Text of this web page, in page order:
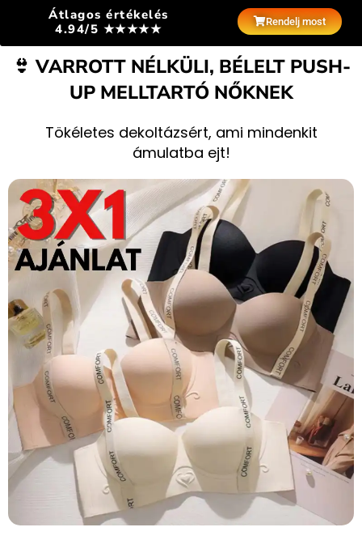
Átlagos értékelés
4.94/5 ★★★★★
Rendelj most
👙 VARROTT NÉLKÜLI, BÉLELT PUSH-
UP MELLTARTÓ NŐKNEK
Tökéletes dekoltázsért, ami mindenkit
ámulatba ejt!